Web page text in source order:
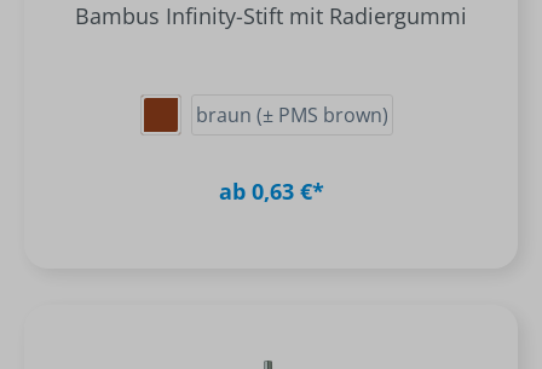
Bambus Infinity-Stift mit Radiergummi
braun (± PMS brown)
ab 0,63 €*